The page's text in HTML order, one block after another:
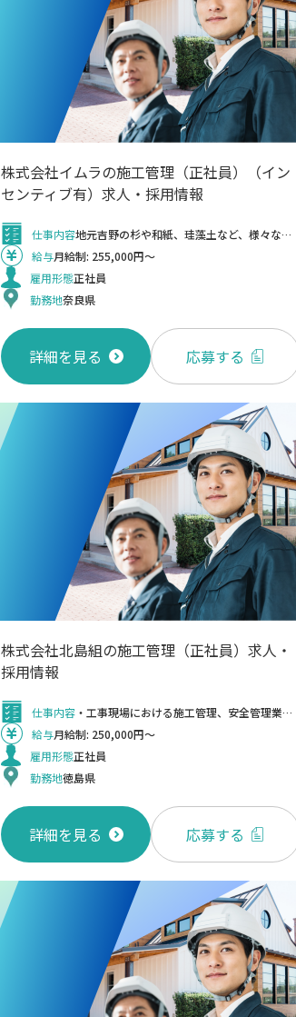
株式会社イムラの施工管理（正社員）（イン
センティブ有）求人・採用情報
仕事内容
地元吉野の杉や和紙、珪藻土など、様々な天然素材を使用している新築戸建住宅やリノベーション（戸建て、マンション）で、着工から完工まで施工管理の業務を行い、クオリティを維持するための重要なお仕事です。 ＝若手スタッフの育成＝ 今まで培われた施工管理の経験や知識を伝え、自然健康住宅の施工管理のプロを育てる役割もお願いします。 ＜変更の範囲＞ 同社の業務全般
給与月給制: 255,000円～
雇用形態正社員
勤務地奈良県
詳細を見る 応募する
株式会社北島組の施工管理（正社員）求人・
採用情報
仕事内容
・工事現場における施工管理、安全管理業務（現場監督） ・施工計画書の作成、積算 ・工事協力会社の手配、調整、指示など 《職場環境》 ・1級施工管理技士は、土木12名・建築3名在籍中。(1級建築士2名、2級建築士3名) ・資格取得支援制度により入社後に資格を取得した者も多く、取得した資格には資格手当の給付があります。 ・基本的に業務エリアとしては徳島県内のみになりますので、地元で腰を据えて働けます。 《同社の特徴》 ・長年の信用と実績から安定した受注基盤を有し、業況は安定推移しています。 ＜変更の範囲＞ 会社の定める業務
給与月給制: 250,000円～
雇用形態正社員
勤務地徳島県
詳細を見る 応募する